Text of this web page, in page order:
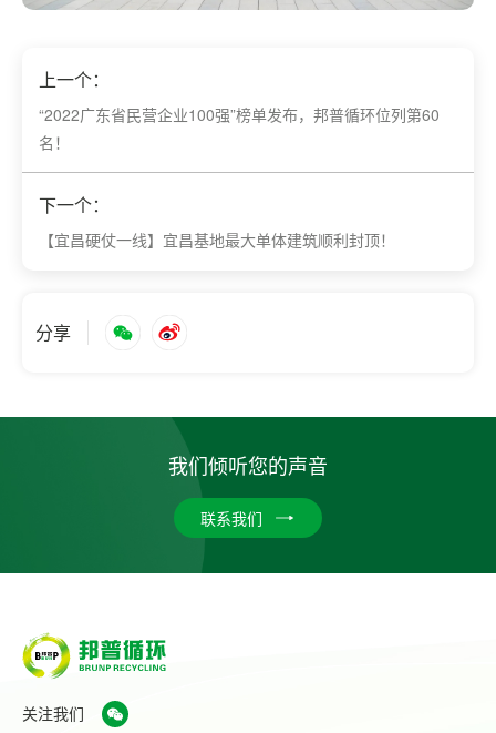
上一个：
“2022广东省民营企业100强”榜单发布，邦普循环位列第60
名！
下一个：
【宜昌硬仗一线】宜昌基地最大单体建筑顺利封顶！
分享
我们倾听您的声音
联系我们
关注我们